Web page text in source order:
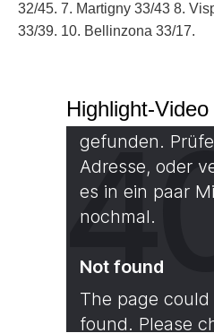
32/45. 7. Martigny 33/43 8.
33/39. 10. Bellinzona 33/17.
Highlight-Video